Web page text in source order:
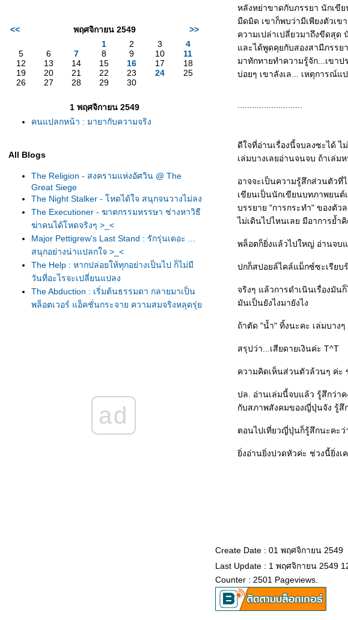
<< พฤศจิกายน 2549
>>
1
2 3
4
5
6 7 8 9 10
11
12
13 14 15 16 17
18
19
20 21 22 23 24
25
26
27 28 29 30
1 พฤศจิกายน 2549
คนแปลกหน้า : มายากับความจริง
All Blogs
The Religion - สงครามแห่งอัศวิน @ The
Great Siege
The Night Stalker - โหดได้ใจ สนุกจนวางไม่ลง
The Executioner - ฆาตกรรมหรรษา ช่างหาวิธี
ฆ่าคนได้โหดจริงๆ >_<
Major Pettigrew's Last Stand : รักรุ่นเดอะ ...
สนุกอย่างน่าแปลกใจ >_<
The Help : หากปล่อยให้ทุกอย่างเป็นไป ก็ไม่มี
วันที่อะไรจะเปลี่ยนแปลง
The Abduction : เริ่มต้นธรรมดา กลายมาเป็น
พล็อตเวอร์ แอ็คชั่นกระจาย ความสมจริงหลุดรุ่
"ศานตาราม" ก็มีทุกสีใน spectrum เลยทีเดียว -
Old City Hall : ทั้งๆ ที่คดีไม่มีอะไรแท้ๆ ก็เขียน
ad
หลังหย่าขาดกับภรรยา นักเขี
มืดมิด เขาก็พบว่ามีเพียงตัวเ
ความเปล่าเปลี่ยวมาถึงขีดสุด
ละได้พูดคุยกับสองสามีภรรย
มาทักทายทำความรู้จัก...เขาป
บ่อยๆ เขาลังเล... เหตุการณ์แ
ดีใจที่อ่านเรื่องนี้จบลงซะได้
เล่มบางเลยอ่านจนจบ ถ้าเล่ม
อาจจะเป็นความรู้สึกส่วนตัวที่
เขียนเป็นนักเขียนบทภาพยนต์
บรรยาย "การกระทำ" ของตัว
ไม่เดินไปไหนเลย มีอาการย้
พล็อตก็ยิ่งแล้วไปใหญ่ อ่านจบแ
ปกก็สปอยล์ไคล์แม็กซ์ซะเรียบ
จริงๆ แล้วการดำเนินเรื่องมัน
มันเป็นยังไงมายังไง
ถ้าตัด "น้ำ" ทิ้งนะคะ เล่มบาง
สรุปว่า...เสียดายเงินค่ะ T^T
ความคิดเห็นส่วนตัวล้วนๆ ค่ะ
ปล. อ่านเล่มนี้จบแล้ว รู้สึกว่า
กับสภาพสังคมของญี่ปุ่นจัง รู้สึ
ตอนไปเที่ยวญี่ปุ่นก็รู้สึกนะคะว่
งอ่านยิ่งปวดหัวค่ะ ช่วงนี้ยิ่งเ
Create Date : 01 พฤศจิกายน 2549
Last Update : 1 พฤศจิกายน 2549
Counter : 2501 Pageviews.